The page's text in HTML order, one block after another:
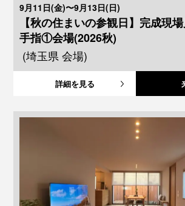
9月11日(金)〜9月13日(日)
【秋の住まいの参観日】完成現
手指①会場(2026秋)
(埼玉県 会場)
詳細を見る